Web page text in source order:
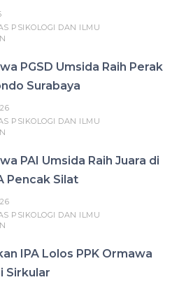
PSIKOLOGI DAN ILMU
PGSD Umsida Raih Perak
Surabaya
PSIKOLOGI DAN ILMU
PAI Umsida Raih Juara di
Pencak Silat
PSIKOLOGI DAN ILMU
IPA Lolos PPK Ormawa
Sirkular